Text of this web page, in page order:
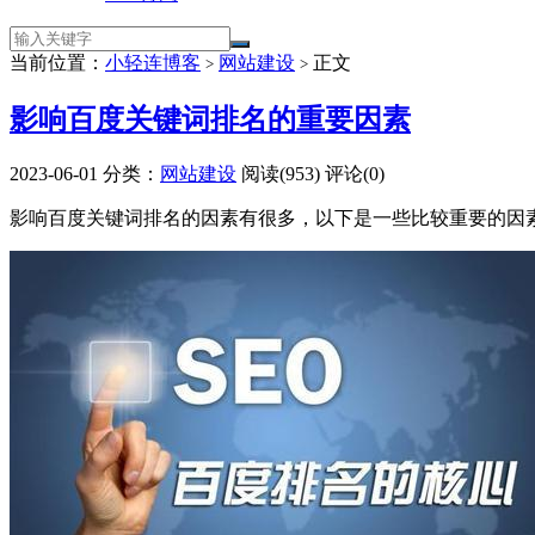
当前位置： 小轻连博客 > 网站建设 > 正文
影响百度关键词排名的重要因素
2023-06-01 分类： 网站建设 阅读(953) 评论(0)
影响百度关键词排名的因素有很多，以下是一些比较重要的因